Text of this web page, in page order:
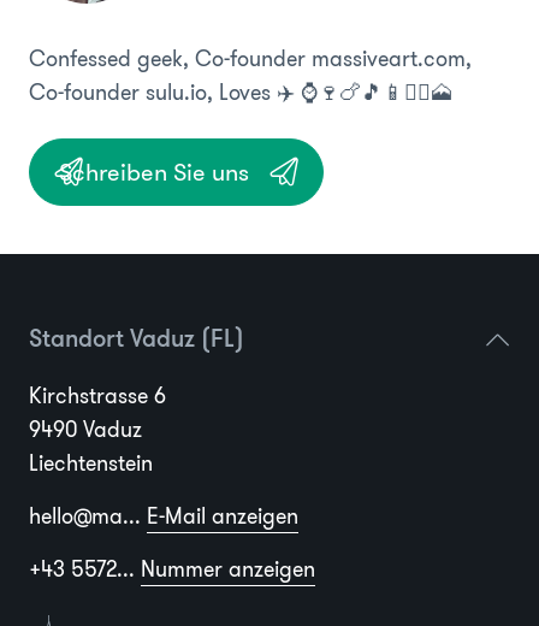
Confessed geek, Co-founder massiveart.com,
Co-founder sulu.io, Loves ✈️ ⌚️🍷🍗🎵📱🏃‍♂️🗻
Schreiben Sie uns
Standort Vaduz (FL)
Kirchstrasse 6
9490 Vaduz
Liechtenstein
hello@ma... E-Mail anzeigen
+43 5572... Nummer anzeigen